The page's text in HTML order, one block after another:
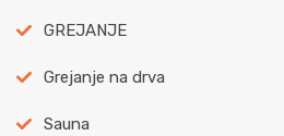
GREJANJE
Grejanje na drva
Sauna